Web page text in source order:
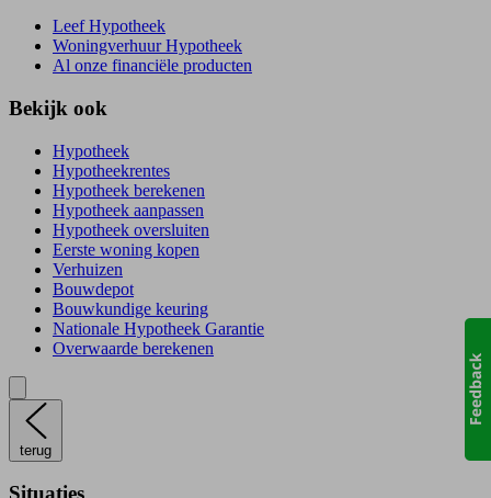
Leef Hypotheek
Woningverhuur Hypotheek
Al onze financiële producten
Bekijk ook
Hypotheek
Hypotheekrentes
Hypotheek berekenen
Hypotheek aanpassen
Hypotheek oversluiten
Eerste woning kopen
Verhuizen
Bouwdepot
Bouwkundige keuring
Nationale Hypotheek Garantie
Overwaarde berekenen
terug